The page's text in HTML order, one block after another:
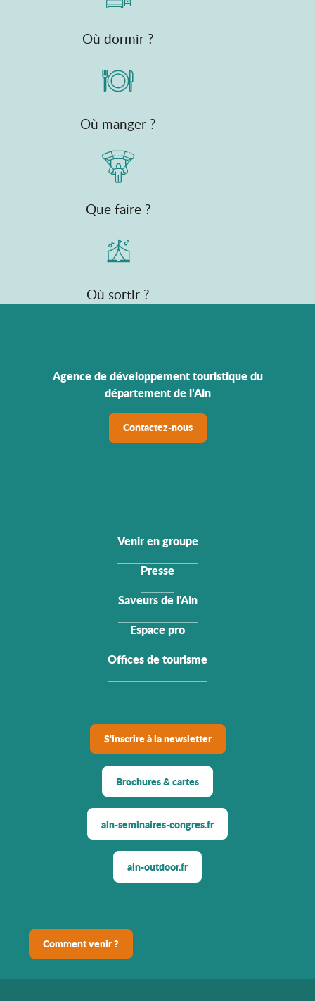
Où dormir ?
Où manger ?
Que faire ?
Où sortir ?
Agence de développement touristique du
département de l’Ain
Contactez-nous
Venir en groupe
Presse
Saveurs de l'Ain
Espace pro
Offices de tourisme
S'inscrire à la newsletter
Brochures & cartes
ain-seminaires-congres.fr
ain-outdoor.fr
Comment venir ?